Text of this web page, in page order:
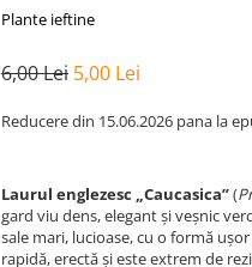
Plante ieftine
6,00 Lei 5,00 Lei
Reducere din 15.06.2026 pana
Laurul englezesc „Caucasica”(
gard viu dens, elegant și veșnic
sale mari, lucioase, cu o formă
rapidă, erectă și este extrem de